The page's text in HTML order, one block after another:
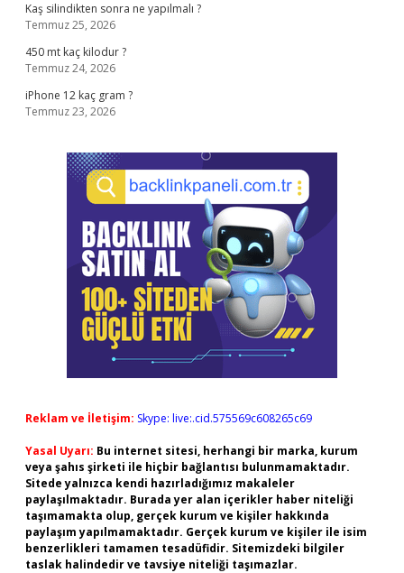
Kaş silindikten sonra ne yapılmalı ?
Temmuz 25, 2026
450 mt kaç kilodur ?
Temmuz 24, 2026
iPhone 12 kaç gram ?
Temmuz 23, 2026
Reklam ve İletişim: Skype: live:.cid.575569c608265c69
Yasal Uyarı: Bu internet sitesi, herhangi bir marka, kurum
veya şahıs şirketi ile hiçbir bağlantısı bulunmamaktadır.
Sitede yalnızca kendi hazırladığımız makaleler
paylaşılmaktadır. Burada yer alan içerikler haber niteliği
taşımamakta olup, gerçek kurum ve kişiler hakkında
paylaşım yapılmamaktadır. Gerçek kurum ve kişiler ile isim
benzerlikleri tamamen tesadüfidir. Sitemizdeki bilgiler
taslak halindedir ve tavsiye niteliği taşımazlar.